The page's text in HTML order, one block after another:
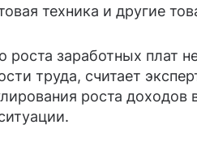
техника и другие
роста заработных плат
труда, считает
роста доходов